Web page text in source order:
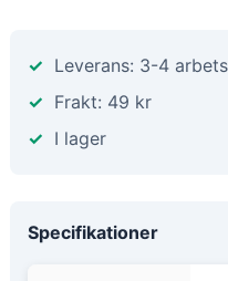
Leverans: 3-4
Frakt: 49 kr
I lager
Specifikationer